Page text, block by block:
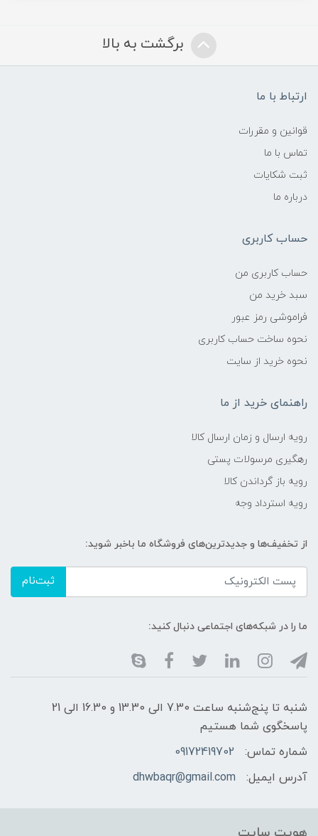
برگشت به بالا
ارتباط با ما
قوانین و مقررات
تماس با ما
ثبت شکایات
درباره ما
حساب کاربری
حساب کاربری من
سبد خرید من
فراموشی رمز عبور
نحوه ساخت حساب کاربری
نحوه خرید از سایت
راهنمای خرید از ما
رویه ارسال و زمان ارسال کالا
رهگیری مرسولات پستی
رویه باز گرداندن کالا
رویه استرداد وجه
از تخفیف‌ها و جدیدترین‌های فروشگاه ما باخبر شوید:
ثبت‌نام
ما را در شبکه‌های اجتماعی دنبال کنید:
شنبه تا پنج‌شنبه ساعت 7.30 الی 13.30 و 16.30 الی 21
پاسخگوی شما هستیم
شماره تماس:
09172419702
آدرس ایمیل:
dhwbaqr@gmail.com
هویت سایت